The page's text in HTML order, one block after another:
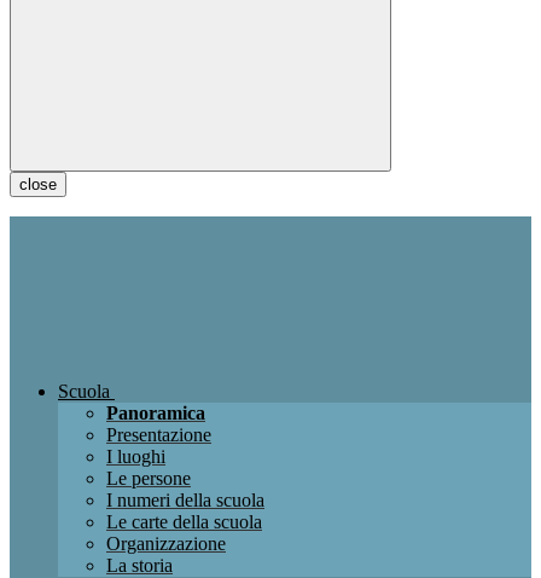
close
Scuola
Panoramica
Presentazione
I luoghi
Le persone
I numeri della scuola
Le carte della scuola
Organizzazione
La storia